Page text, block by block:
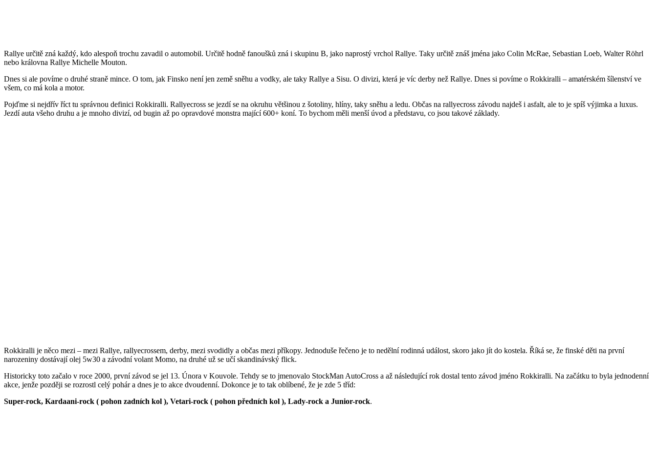
Rallye určitě zná každý, kdo alespoň trochu zavadil o automobil. Určitě hodně fanoušků zná i skupinu B, jako naprostý vrchol Rallye. Taky určitě znáš jména jako Colin McRae, Sebastian Loeb, Walter Röhrl
nebo královna Rallye Michelle Mouton.
Dnes si ale povíme o druhé straně mince. O tom, jak Finsko není jen země sněhu a vodky, ale taky Rallye a Sisu. O divizi, která je víc derby než Rallye. Dnes si povíme o Rokkiralli – amatérském šílenství ve
všem, co má kola a motor.
Pojďme si nejdřív říct tu správnou definici Rokkiralli. Rallyecross se jezdí se na okruhu většinou z šotoliny, hlíny, taky sněhu a ledu. Občas na rallyecross závodu najdeš i asfalt, ale to je spíš výjimka a luxus.
Jezdí auta všeho druhu a je mnoho divizí, od bugin až po opravdové monstra mající 600+ koní. To bychom měli menší úvod a představu, co jsou takové základy.
Rokkiralli je něco mezi – mezi Rallye, rallyecrossem, derby, mezi svodidly a občas mezi příkopy. Jednoduše řečeno je to nedělní rodinná událost, skoro jako jít do kostela. Říká se, že finské děti na první
narozeniny dostávají olej 5w30 a závodní volant Momo, na druhé už se učí skandinávský flick.
Historicky toto začalo v roce 2000, první závod se jel 13. Února v Kouvole. Tehdy se to jmenovalo StockMan AutoCross a až následující rok dostal tento závod jméno Rokkiralli. Na začátku to byla jednodenní
akce, jenže později se rozrostl celý pohár a dnes je to akce dvoudenní. Dokonce je to tak oblíbené, že je zde 5 tříd:
Super-rock, Kardaani-rock ( pohon zadních kol ), Vetari-rock ( pohon předních kol ), Lady-rock a Junior-rock.